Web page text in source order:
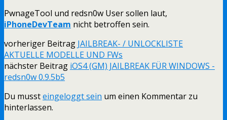
PwnageTool und redsn0w User sollen laut,
iPhoneDevTeam nicht betroffen sein.
vorheriger Beitrag JAILBREAK- / UNLOCKLISTE
AKTUELLE MODELLE UND FWs
nächster Beitrag iOS4 (GM) JAILBREAK FÜR WINDOWS -
redsn0w 0.9.5b5
Du mussteingeloggt sein um einen Kommentar zu
hinterlassen.